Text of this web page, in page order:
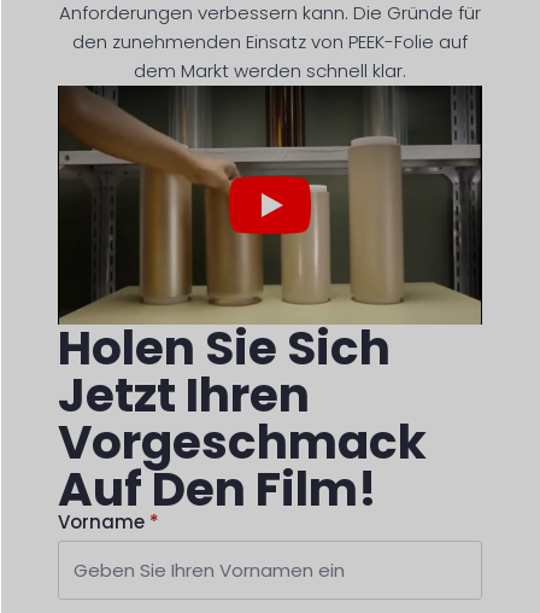
Anforderungen verbessern kann. Die Gründe für
den zunehmenden Einsatz von PEEK-Folie auf
dem Markt werden schnell klar.
Play
Holen Sie Sich
Jetzt Ihren
Vorgeschmack
Auf Den Film!
Vorname *